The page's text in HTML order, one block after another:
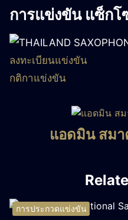
การแข่งขัน แซ็กโ
ลงทะเบียนแข่งขัน
กติกาแข่งขัน
แอดมิน สม
การประกวดแข่งขัน